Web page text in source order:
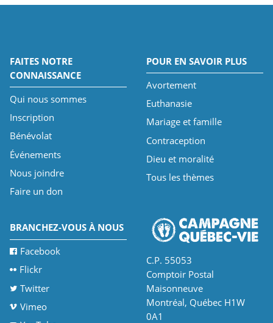
FAITES NOTRE
CONNAISSANCE
Qui nous sommes
Inscription
Bénévolat
Événements
Nous joindre
Faire un don
POUR EN SAVOIR PLUS
Avortement
Euthanasie
Mariage et famille
Contraception
Dieu et moralité
Tous les thèmes
BRANCHEZ-VOUS À NOUS
Facebook
Flickr
Twitter
Vimeo
C.P. 55053
Comptoir Postal
Maisonneuve
Montréal, Québec H1W
0A1